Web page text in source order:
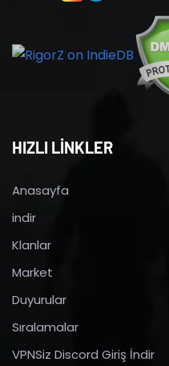
HIZLI LİNKLER
Anasayfa
indir
Klanlar
Market
Duyurular
Sıralamalar
VPNSiz Discord Giriş İndir